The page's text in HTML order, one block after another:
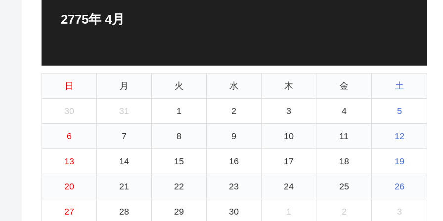
2775年 4月
日 月 火 水 木 金 土
30 31 1 2 3 4 5
6 7 8 9 10 11 12
13 14 15 16 17 18 19
20 21 22 23 24 25 26
27 28 29 30 1 2 3